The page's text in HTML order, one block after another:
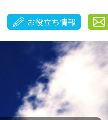
お役立ち情報